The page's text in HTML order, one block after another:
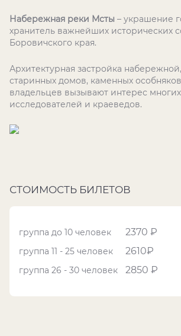
Набережная реки Мсты – украшение
хранитель важнейших исторических
Боровичского края.
Архитектурная застройка
старинных домов, каменных
владельцев вызывают интерес многих
исследователей и краеведов.
СТОИМОСТЬ БИЛЕТОВ
группа до 10 человек 2370 ₽
группа 11 - 25 человек 2610₽
группа 26 - 30 человек 2850 ₽